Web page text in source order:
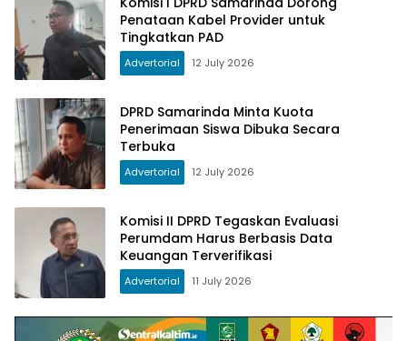
Penataan Kabel Provider untuk
Tingkatkan PAD
Advertorial 12 July 2026
DPRD Samarinda Minta Kuota
Penerimaan Siswa Dibuka Secara
Terbuka
Advertorial 12 July 2026
Komisi II DPRD Tegaskan Evaluasi
Perumdam Harus Berbasis Data
Keuangan Terverifikasi
Advertorial 11 July 2026